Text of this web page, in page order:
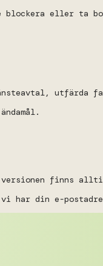
eller ta bort
utfärda
finns
har din e-